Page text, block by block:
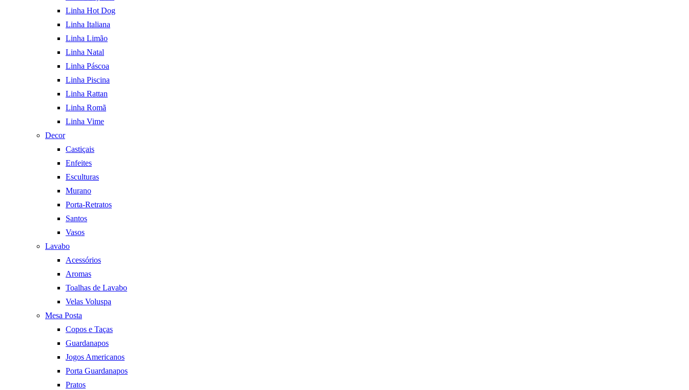
Linha Hot Dog
Linha Italiana
Linha Limão
Linha Natal
Linha Páscoa
Linha Piscina
Linha Rattan
Linha Romã
Linha Vime
Decor
Castiçais
Enfeites
Esculturas
Murano
Porta-Retratos
Santos
Vasos
Lavabo
Acessórios
Aromas
Toalhas de Lavabo
Velas Voluspa
Mesa Posta
Copos e Taças
Guardanapos
Jogos Americanos
Porta Guardanapos
Pratos